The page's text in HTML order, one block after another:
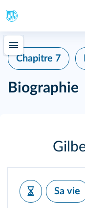
Chapitre 7
Biographie
Sa vie